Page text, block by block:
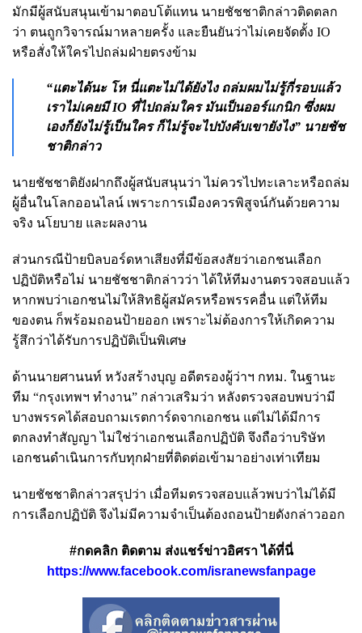
มักมีผู้สนับสนุนเข้ามาตอบโต้แทน นายชัชชาติกล่าวติดตลก
ว่า ตนถูกวิจารณ์มาหลายครั้ง และยืนยันว่าไม่เคยจัดตั้ง IO
หรือสั่งให้ใครไปถล่มฝ่ายตรงข้าม
“แตะได้นะ โห นี่แตะไม่ได้ยังไง ถล่มผมไม่รู้กี่รอบแล้ว
เราไม่เคยมี IO ที่ไปถล่มใคร มันเป็นออร์แกนิก ซึ่งผม
เองก็ยังไม่รู้เป็นใคร ก็ไม่รู้จะไปบังคับเขายังไง” นายชัช
ชาติกล่าว
นายชัชชาติยังฝากถึงผู้สนับสนุนว่า ไม่ควรไปทะเลาะหรือถล่ม
ผู้อื่นในโลกออนไลน์ เพราะการเมืองควรพิสูจน์กันด้วยความ
จริง นโยบาย และผลงาน
ส่วนกรณีป้ายบิลบอร์ดหาเสียงที่มีข้อสงสัยว่าเอกชนเลือก
ปฏิบัติหรือไม่ นายชัชชาติกล่าวว่า ได้ให้ทีมงานตรวจสอบแล้ว
หากพบว่าเอกชนไม่ให้สิทธิผู้สมัครหรือพรรคอื่น แต่ให้ทีม
ของตน ก็พร้อมถอนป้ายออก เพราะไม่ต้องการให้เกิดความ
รู้สึกว่าได้รับการปฏิบัติเป็นพิเศษ
ด้านนายศานนท์ หวังสร้างบุญ อดีตรองผู้ว่าฯ กทม. ในฐานะ
ทีม “กรุงเทพฯ ทำงาน” กล่าวเสริมว่า หลังตรวจสอบพบว่ามี
บางพรรคได้สอบถามเรตการ์ดจากเอกชน แต่ไม่ได้มีการ
ตกลงทำสัญญา ไม่ใช่ว่าเอกชนเลือกปฏิบัติ จึงถือว่าบริษัท
เอกชนดำเนินการกับทุกฝ่ายที่ติดต่อเข้ามาอย่างเท่าเทียม
นายชัชชาติกล่าวสรุปว่า เมื่อทีมตรวจสอบแล้วพบว่าไม่ได้มี
การเลือกปฏิบัติ จึงไม่มีความจำเป็นต้องถอนป้ายดังกล่าวออก
#กดคลิก ติดตาม ส่งแชร์ข่าวอิศรา ได้ที่นี่
https://www.facebook.com/isranewsfanpage